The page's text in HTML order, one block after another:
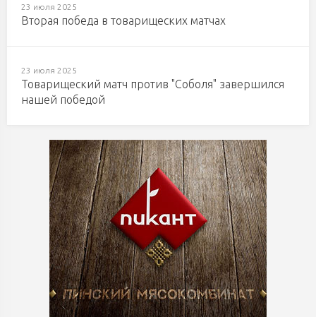
23 июля 2025
Вторая победа в товарищеских матчах
23 июля 2025
Товарищеский матч против "Соболя" завершился
нашей победой